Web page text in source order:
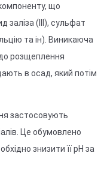
що
заліза (III), сульфат
та ін). Виникаюча
розщеплення
в осад, який потім
застосовують
Це обумовлено
знизити її рН за